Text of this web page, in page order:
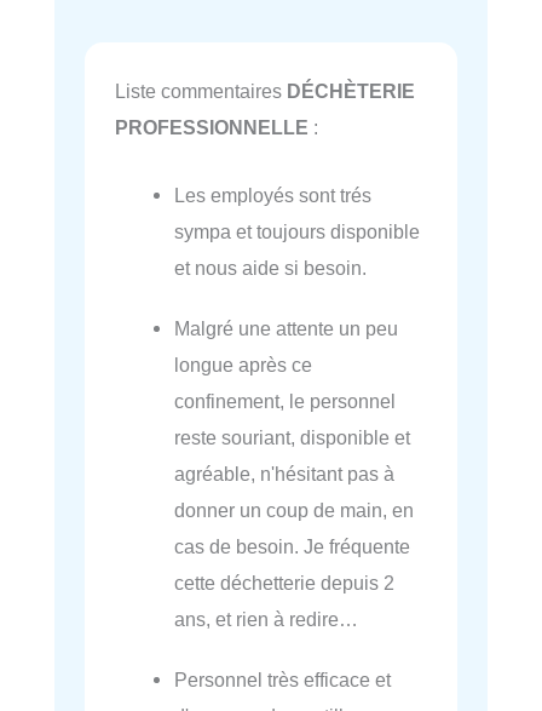
Liste commentaires DÉCHÈTERIE
PROFESSIONNELLE :
Les employés sont trés
sympa et toujours disponible
et nous aide si besoin.
Malgré une attente un peu
longue après ce
confinement, le personnel
reste souriant, disponible et
agréable, n'hésitant pas à
donner un coup de main, en
cas de besoin. Je fréquente
cette déchetterie depuis 2
ans, et rien à redire…
Personnel très efficace et